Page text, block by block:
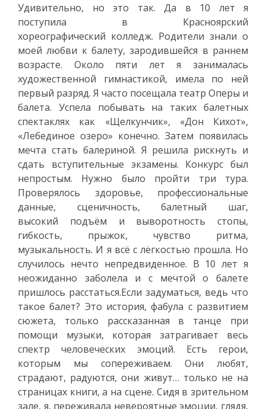
Удивительно, но это так. Да в 10 лет я
поступила в Красноярский
хореографический колледж. Родители знали о
моей любви к балету, зародившейся в раннем
возрасте. Около пяти лет я занималась
художественной гимнастикой, имела по ней
первый разряд. Я часто посещала театр Оперы и
балета. Успела побывать на таких балетных
спектаклях как «Щелкунчик», «Дон Кихот»,
«Лебединое озеро» конечно. Затем появилась
мечта стать балериной. Я решила рискнуть и
сдать вступительные экзамены. Конкурс был
непростым. Нужно было пройти три тура.
Проверялось здоровье, профессиональные
данные, сценичность, балетный шаг,
высокий подъём и выворотность стопы,
гибкость, прыжок, чувство ритма,
музыкальность. И я всё с лёгкостью прошла. Но
случилось нечто непредвиденное. В 10 лет я
неожиданно заболела и с мечтой о балете
пришлось расстаться.Если задуматься, ведь что
такое балет? Это история, фабула с развитием
сюжета, только рассказанная в танце при
помощи музыки, которая затрагивает весь
спектр человеческих эмоций. Есть герои,
которым мы сопереживаем. Они любят,
страдают, радуются, они живут… только не на
страницах книги, а на сцене. Сидя в зрительном
зале, я, переживала невероятные эмоции, глядя,